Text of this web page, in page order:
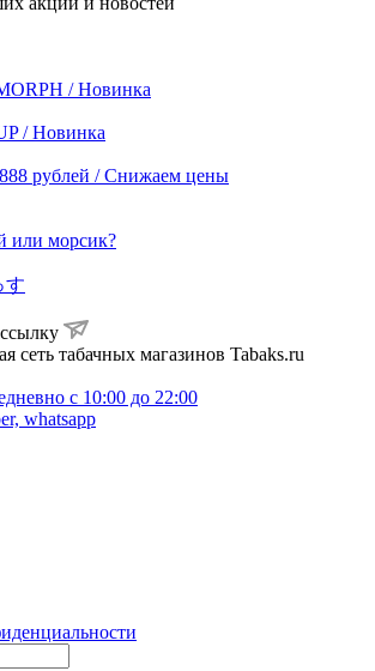
/ Новинка
/ Новинка
рублей / Снижаем цены
или морсик?
す
сеть табачных магазинов Tabaks.ru
с 10:00 до 22:00
whatsapp